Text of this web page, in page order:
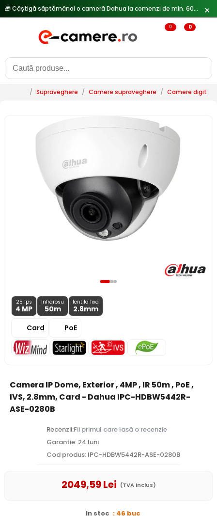
✕
0 0
/ Supraveghere / Camere supraveghere / Camere digitale
25 fps
4 MP
Infrarosu
50m
lentila fixa
2.8mm
Card
PoE
Camera IP Dome, Exterior , 4MP , IR 50m , PoE ,
IVS, 2.8mm, Card - Dahua IPC-HDBW5442R-
ASE-0280B
Recenzii:Fii primul care lasă o recenzie
Garantie: 24 luni
Cod produs: IPC-HDBW5442R-ASE-0280B
2049,59Lei (TVA inclus)
In stoc : 46 buc